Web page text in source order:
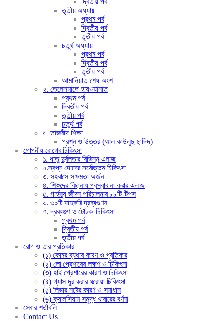
দ্বিতীয় পর্ব
তৃতীয় অধ্যায়
প্রথম পর্ব
দ্বিতীয় পর্ব
তৃতীয় পর্ব
চতুর্থ অধ্যায়
প্রথম পর্ব
দ্বিতীয় পর্ব
তৃতীয় পর্ব
আমালিয়াত শেষ অংশ
২. তেলেসমাতে হায়ওয়ানাত
প্রথম পর্ব
দ্বিতীয় পর্ব
তৃতীয় পর্ব
চতুর্থ পর্ব
৩. তাজবীদ শিক্ষা
প্রশ্ন ও উত্তর (আল কাউলুছ ছাদিদ)
গোপনীয় রোগের চিকিৎসা
১. ধাতু দুর্বলতার বিভিন্ন এলাজ
২.স্বপ্ন দোষের সর্বোত্তম চিকিৎসা
৩. সহবাসে সক্ষমতা অর্জন
৪. শিশুদের বিছানায় প্রস্রাব না করার এলাজ
৫. গার্হস্থ্য জীবন পরিচালনার ৮৮টি টিপস
৬. ৩০টি যাদুকরি দ্রব্যগুণন
৭. দ্রব্যগুণ ও টোটকা চিকিৎসা
প্রথম পর্ব
দ্বিতীয় পর্ব
তৃতীয় পর্ব
রোগ ও তার প্রতিকার
(১) কোমর ব্যথার কারণ ও প্রতিকার
(২) লো প্রেশারের লক্ষণ ও চিকিৎসা
(৩) হাই প্রেশারের কারণ ও চিকিৎসা
(৪) গ্যাস দূর করার ঘরোয়া চিকিৎসা
(৫) লিভার নষ্টের কারণ ও সমাধান
(৬) ক্যালসিয়াম সমৃদ্ধ খাবারের বর্ণনা
সেবার শর্তাবলি
Contact Us